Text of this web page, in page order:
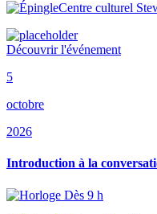
Centre culturel
Découvrir l'événement
5
octobre
2026
Introduction à la
Dès 9 h